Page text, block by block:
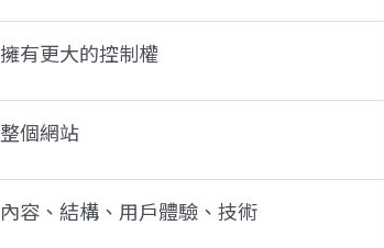
擁有更大的控制權
整個網站
內容、結構、用戶體驗、技術